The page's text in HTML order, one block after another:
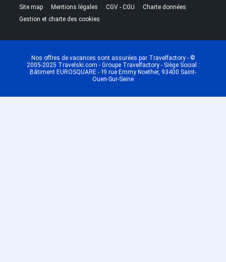
Site map |Mentions légales |CGV - CGU |Charte données
Gestion et charte des cookies
Nos offres de vacances sont assurées par Travelfactory - ©
2005-2025 Travelski.com - Groupe Travelfactory - Siège Social :
Bâtiment EUROSQUARE - 19 rue Emmy Noether, 93400 Saint-
Ouen-Sur-Seine